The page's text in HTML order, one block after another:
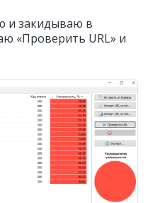
и закидываю в
«Проверить URL» и